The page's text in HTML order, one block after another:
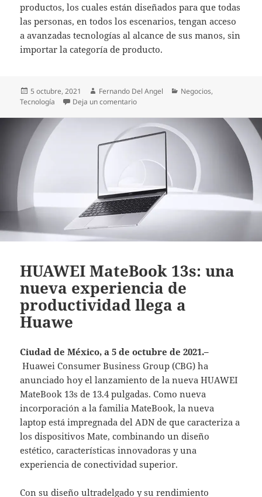
productos, los cuales están diseñados para que todas
las personas, en todos los escenarios, tengan acceso
a avanzadas tecnologías al alcance de sus manos, sin
importar la categoría de producto.
Publicado
el
5 octubre, 2021 Autor
Fernando Del Angel Categorías
Negocios,
Tecnología
Deja un comentarioen HONOR inaugura su primer
HUAWEI MateBook 13s: una
nueva experiencia de
productividad llega a
Huawe
Ciudad de México, a 5 de octubre de 2021.–
Huawei Consumer Business Group (CBG) ha
anunciado hoy el lanzamiento de la nueva HUAWEI
MateBook 13s de 13.4 pulgadas. Como nueva
incorporación a la familia MateBook, la nueva
laptop está impregnada del ADN de que caracteriza a
los dispositivos Mate, combinando un diseño
estético, características innovadoras y una
experiencia de conectividad superior.
Con su diseño ultradelgado y su rendimiento